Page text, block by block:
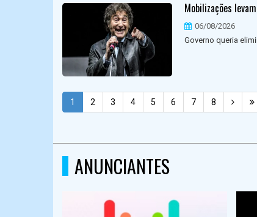
Mobilizações
06/08/2026
Governo queria
1 2 3 4 5 6 7 8
ANUNCIANTES